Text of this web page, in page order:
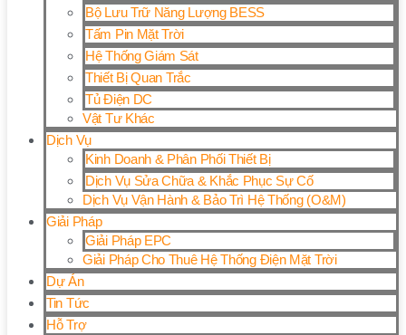
Bộ Lưu Trữ Năng Lượng BESS
Tấm Pin Mặt Trời
Hệ Thống Giám Sát
Thiết Bị Quan Trắc
Tủ Điện DC
Vật Tư Khác
Dịch Vụ
Kinh Doanh & Phân Phối Thiết Bị
Dịch Vụ Sửa Chữa & Khắc Phục Sự Cố
Dịch Vụ Vận Hành & Bảo Trì Hệ Thống (O&M)
Giải Pháp
Giải Pháp EPC
Giải Pháp Cho Thuê Hệ Thống Điện Mặt Trời
Dự Án
Tin Tức
Hỗ Trợ